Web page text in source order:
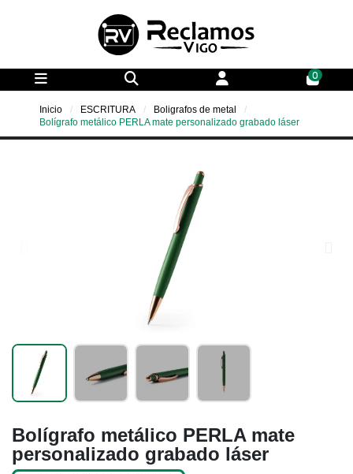
0
Inicio ESCRITURA
Boligrafos de metal
Bolígrafo metálico PERLA mate personalizado grabado láser
Bolígrafo metálico PERLA mate
personalizado grabado láser